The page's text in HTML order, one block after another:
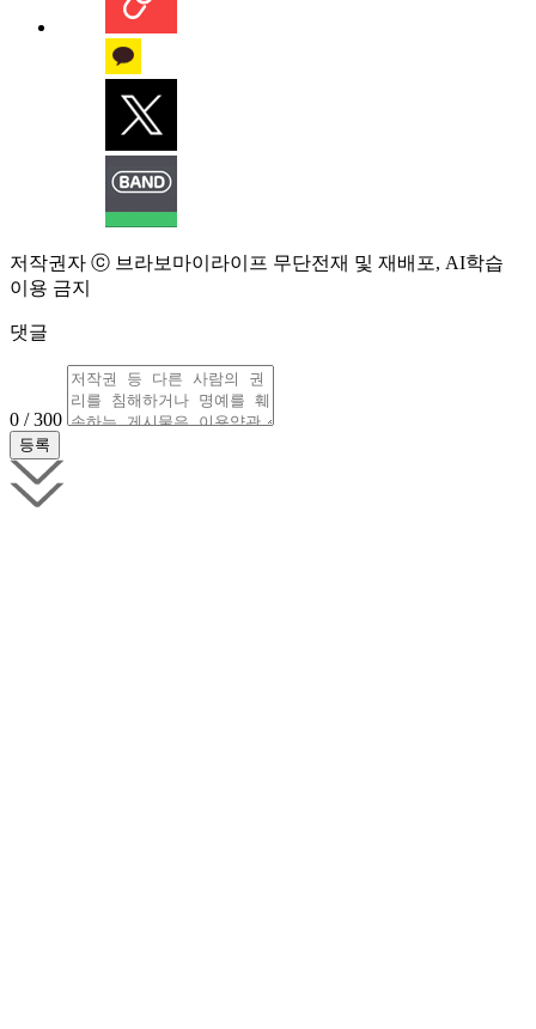
저작권자 ⓒ 브라보마이라이프 무단전재 및 재배포, AI학습
이용 금지
댓글
0 / 300